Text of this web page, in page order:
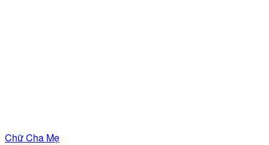
Chữ Cha Mẹ